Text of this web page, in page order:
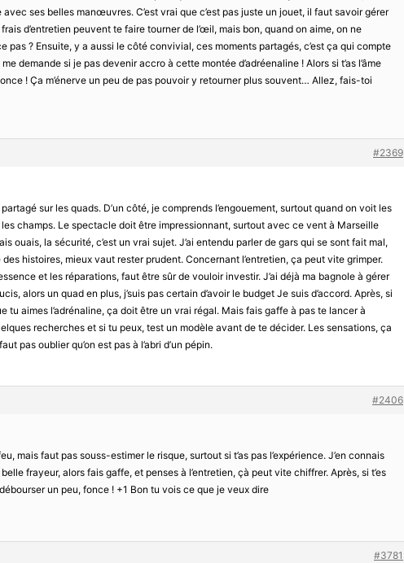
ses belles manœuvres. C’est vrai que c’est pas juste un jouet, il faut savoir gérer
d’entretien peuvent te faire tourner de l’œil, mais bon, quand on aime, on ne
pas ? Ensuite, y a aussi le côté convivial, ces moments partagés, c’est ça qui compte
demande si je pas devenir accro à cette montée d’adréenaline ! Alors si t’as l’âme
! Ça m’énerve un peu de pas pouvoir y retourner plus souvent… Allez, fais-toi
#2369
partagé sur les quads. D’un côté, je comprends l’engouement, surtout quand on voit les
les champs. Le spectacle doit être impressionnant, surtout avec ce vent à Marseille
ouais, la sécurité, c’est un vrai sujet. J’ai entendu parler de gars qui se sont fait mal,
histoires, mieux vaut rester prudent. Concernant l’entretien, ça peut vite grimper.
et les réparations, faut être sûr de vouloir investir. J’ai déjà ma bagnole à gérer
alors un quad en plus, j’suis pas certain d’avoir le budget Je suis d’accord. Après, si
tu aimes l’adrénaline, ça doit être un vrai régal. Mais fais gaffe à pas te lancer à
recherches et si tu peux, test un modèle avant de te décider. Les sensations, ça
pas oublier qu’on est pas à l’abri d’un pépin.
#2406
mais faut pas souss-estimer le risque, surtout si t’as pas l’expérience. J’en connais
belle frayeur, alors fais gaffe, et penses à l’entretien, çà peut vite chiffrer. Après, si t’es
un peu, fonce ! +1 Bon tu vois ce que je veux dire
#3781